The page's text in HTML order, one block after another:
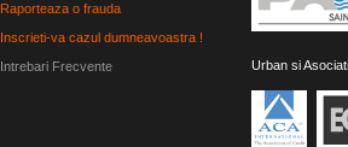
Raporteaza o frauda
Inscrieti-va cazul dumneavoastra !
Intrebari Frecvente
Urban si